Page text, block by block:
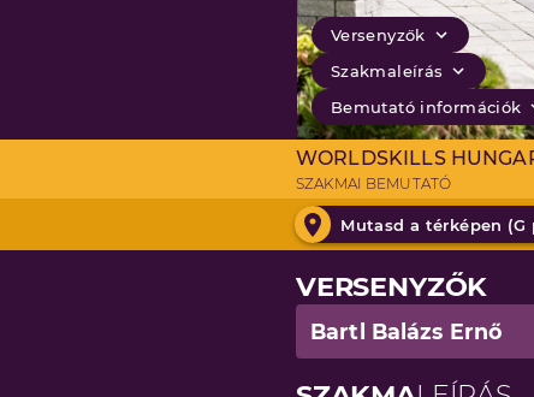
Versenyzők
Szakmaleírás
Bemutató információk
WORLDSKILLS
SZAKMAI BEMUTATÓ
Mutasd a térképen (G
VERSENYZŐK
Bartl Balázs Ernő